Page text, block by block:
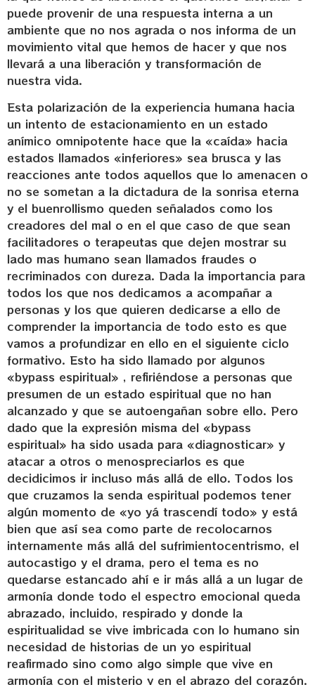
puede provenir de una respuesta interna a un
ambiente que no nos agrada o nos informa de un
movimiento vital que hemos de hacer y que nos
llevará a una liberación y transformación de
nuestra vida.
Esta polarización de la experiencia humana hacia
un intento de estacionamiento en un estado
anímico omnipotente hace que la «caída» hacia
estados llamados «inferiores» sea brusca y las
reacciones ante todos aquellos que lo amenacen o
no se sometan a la dictadura de la sonrisa eterna
y el buenrollismo queden señalados como los
creadores del mal o en el que caso de que sean
facilitadores o terapeutas que dejen mostrar su
lado mas humano sean llamados fraudes o
recriminados con dureza. Dada la importancia para
todos los que nos dedicamos a acompañar a
personas y los que quieren dedicarse a ello de
comprender la importancia de todo esto es que
vamos a profundizar en ello en el siguiente ciclo
formativo. Esto ha sido llamado por algunos
«bypass espiritual» , refiriéndose a personas que
presumen de un estado espiritual que no han
alcanzado y que se autoengañan sobre ello. Pero
dado que la expresión misma del «bypass
espiritual» ha sido usada para «diagnosticar» y
atacar a otros o menospreciarlos es que
decidicimos ir incluso más allá de ello. Todos los
que cruzamos la senda espiritual podemos tener
algún momento de «yo yá trascendí todo» y está
bien que así sea como parte de recolocarnos
internamente más allá del sufrimientocentrismo, el
autocastigo y el drama, pero el tema es no
quedarse estancado ahí e ir más allá a un lugar de
armonía donde todo el espectro emocional queda
abrazado, incluido, respirado y donde la
espiritualidad se vive imbricada con lo humano sin
necesidad de historias de un yo espiritual
reafirmado sino como algo simple que vive en
armonía con el misterio y en el abrazo del corazón.